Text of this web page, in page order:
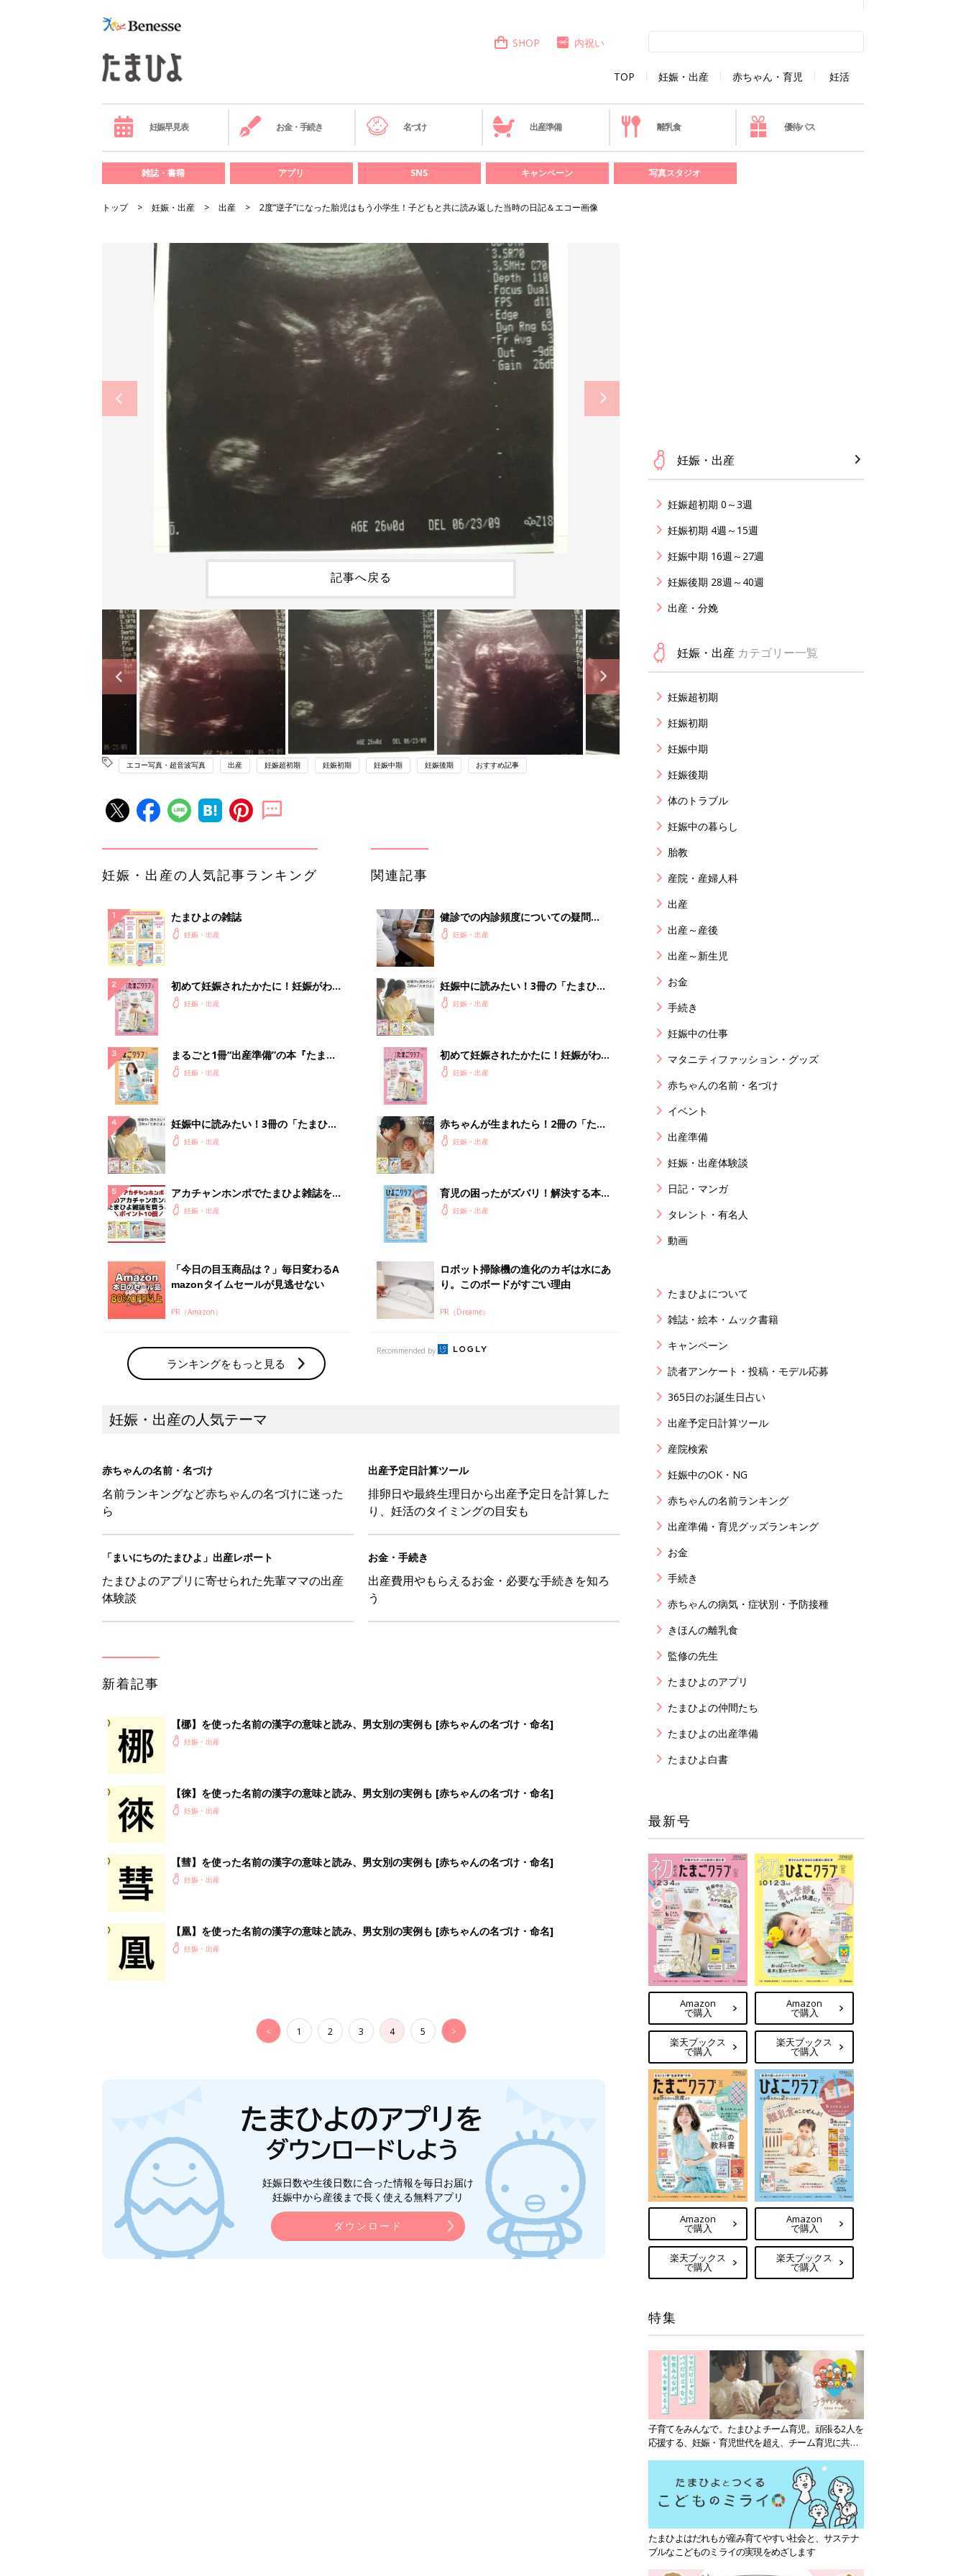
TOP 妊娠・出産 赤ちゃん・育児 妊活
SHOP 内祝い
妊娠早見表 お金・手続き 名づけ 出産準備 離乳食 優待パス
雑誌・書籍 アプリ SNS キャンペーン 写真スタジオ
トップ 妊娠・出産 出産 2度“逆子”になった胎児はもう小学生！子どもと共に読み返した当時の日記＆エコー画像
記事へ戻る
エコー写真・超音波写真 出産 妊娠超初期 妊娠初期 妊娠中期 妊娠後期 おすすめ記事
妊娠・出産の人気記事ランキング
たまひよの雑誌
妊娠・出産
初めて妊娠されたかたに！妊娠がわか
ったら最初に読む本『初めてのたまご
妊娠・出産
まるごと1冊“出産準備”の本『たまご
クラブ 夏号』〈スペシャル大特集〉
妊娠・出産
妊娠中に読みたい！3冊の「たまひ
よ」妊娠・出産
アカチャンホンポでたまひよ雑誌を買
うとポイント10倍【期間限定】
妊娠・出産
「今日の目玉商品は？」毎日変わるA
mazonタイムセールが見逃せない
PR（Amazon）
ランキングをもっと見る
関連記事
健診での内診頻度についての疑問
－”まいにちのたまひよ”の体験談
妊娠・出産
妊娠中に読みたい！3冊の「たまひ
よ」妊娠・出産
初めて妊娠されたかたに！妊娠がわか
ったら最初に読む本『初めてのたまご
妊娠・出産
赤ちゃんが生まれたら！2冊の「たま
ひよ」
妊娠・出産
育児の困ったがズバリ！解決する本
『ひよこクラブ 秋号』 4カ月～2才
妊娠・出産
ロボット掃除機の進化のカギは水にあ
り。このボードがすごい理由
PR（Dreame）
Recommended by
妊娠・出産の人気テーマ
赤ちゃんの名前・名づけ
名前ランキングなど赤ちゃんの名づけに迷った
ら
出産予定日計算ツール
排卵日や最終生理日から出産予定日を計算した
り、妊活のタイミングの目安も
「まいにちのたまひよ」出産レポート
たまひよのアプリに寄せられた先輩ママの出産
体験談
お金・手続き
出産費用やもらえるお金・必要な手続きを知ろ
う
新着記事
【梛】を使った名前の漢字の意味と読み、男女別の実例も [赤ちゃんの名づけ・命名]
妊娠・出産
【徠】を使った名前の漢字の意味と読み、男女別の実例も [赤ちゃんの名づけ・命名]
妊娠・出産
【彗】を使った名前の漢字の意味と読み、男女別の実例も [赤ちゃんの名づけ・命名]
妊娠・出産
【凰】を使った名前の漢字の意味と読み、男女別の実例も [赤ちゃんの名づけ・命名]
妊娠・出産
< 1 2 3 4 5 >
妊娠日数や生後日数に合った情報を毎日お届け
妊娠中から産後まで長く使える無料アプリ
ダウンロード
妊娠・出産
妊娠超初期 0～3週
妊娠初期 4週～15週
妊娠中期 16週～27週
妊娠後期 28週～40週
出産・分娩
妊娠・出産 カテゴリー一覧
妊娠超初期
妊娠初期
妊娠中期
妊娠後期
体のトラブル
妊娠中の暮らし
胎教
産院・産婦人科
出産
出産～産後
出産～新生児
お金
手続き
妊娠中の仕事
マタニティファッション・グッズ
赤ちゃんの名前・名づけ
イベント
出産準備
妊娠・出産体験談
日記・マンガ
タレント・有名人
動画
たまひよについて
雑誌・絵本・ムック書籍
キャンペーン
読者アンケート・投稿・モデル応募
365日のお誕生日占い
出産予定日計算ツール
産院検索
妊娠中のOK・NG
赤ちゃんの名前ランキング
出産準備・育児グッズランキング
お金
手続き
赤ちゃんの病気・症状別・予防接種
きほんの離乳食
監修の先生
たまひよのアプリ
たまひよの仲間たち
たまひよの出産準備
たまひよ白書
最新号
Amazon
で購入
楽天ブックス
で購入
Amazon
で購入
楽天ブックス
で購入
Amazon
で購入
楽天ブックス
で購入
Amazon
で購入
楽天ブックス
で購入
特集
子育てをみんなで。たまひよチーム育児。頑張る2人を
応援する、妊娠・育児世代を超え、チーム育児に共感
たまひよはだれもが産み育てやすい社会と、サステナ
ブルなこどものミライの実現をめざします